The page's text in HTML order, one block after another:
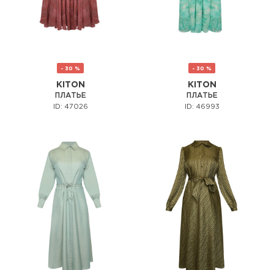
- 30 %
KITON
ПЛАТЬЕ
ID: 47026
- 30 %
KITON
ПЛАТЬЕ
ID: 46993